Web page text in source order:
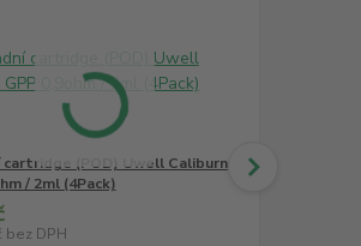
cartridge (POD) Uwell Caliburn
/ 2ml (4Pack)
bez DPH